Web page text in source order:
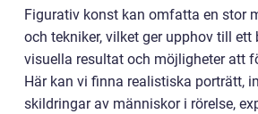
Figurativ konst kan omfatta en stor
och tekniker, vilket ger upphov till ett
visuella resultat och möjligheter att
Här kan vi finna realistiska porträtt,
skildringar av människor i rörelse,